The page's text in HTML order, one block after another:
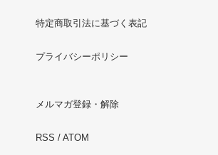
特定商取引法に基づく表記
プライバシーポリシー
メルマガ登録・解除
RSS / ATOM